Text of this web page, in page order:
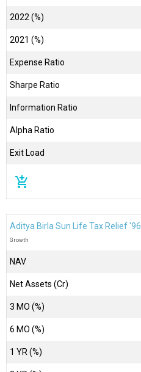
2022 (%)
2021 (%)
Expense Ratio
Sharpe Ratio
Information Ratio
Alpha Ratio
Exit Load
add_shopping_cart
Aditya Birla Sun Life Tax Relief '96
Growth
NAV
Net Assets (Cr)
3 MO (%)
6 MO (%)
1 YR (%)